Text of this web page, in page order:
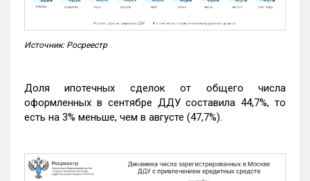
Источник: Росреестр
Доля ипотечных сделок от общего числа
оформленных в сентябре ДДУ составила 44,7%, то
есть на 3% меньше, чем в августе (47,7%).